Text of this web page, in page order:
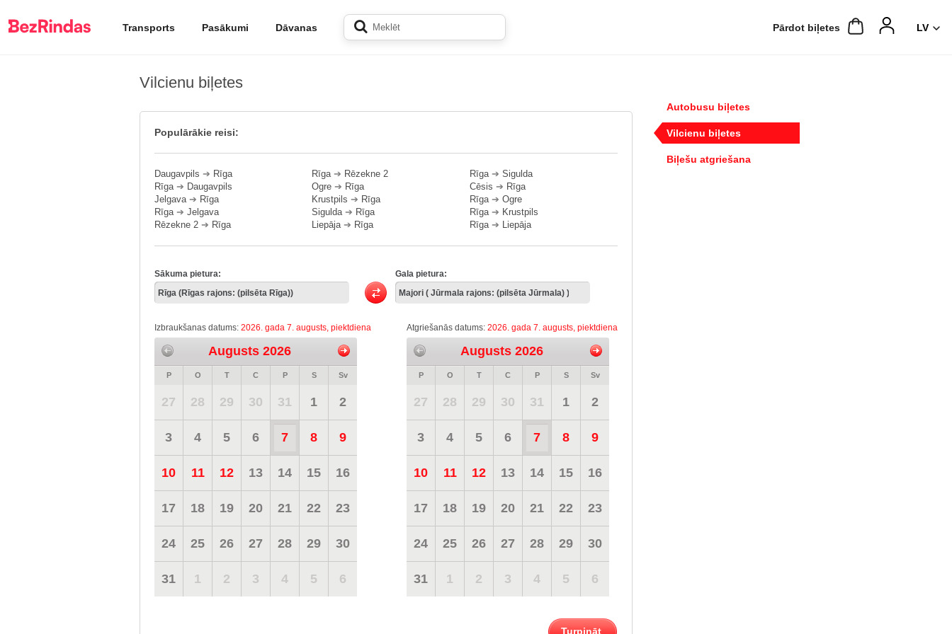
Transports Pasākumi Dāvanas Pārdot biļetes
Vilcienu biļetes
Populārākie reisi:
Daugavpils ➔ Rīga
Rīga➔ Daugavpils
Jelgava➔ Rīga
Rīga➔ Jelgava
Rēzekne 2 ➔ Rīga
Rīga➔ Rēzekne 2
Ogre ➔ Rīga
Krustpils ➔ Rīga
Sigulda➔ Rīga
Liepāja➔ Rīga
Rīga➔ Sigulda
Cēsis ➔ Rīga
Rīga➔ Ogre
Rīga➔ Krustpils
Rīga➔ Liepāja
Sākuma pietura: Gala pietura:
Izbraukšanas datums: 2026. gada 7. augusts, piektdiena
Augusts 2026
P O T C P S Sv
27 28 29 30 31 1 2
3 4 5 6 7 8 9
10 11 12 13 14 15 16
17 18 19 20 21 22 23
24 25 26 27 28 29 30
31 1 2 3 4 5 6
Atgriešanās datums: 2026. gada 7. augusts, piektdiena
Augusts 2026
P O T C P S Sv
27 28 29 30 31 1 2
3 4 5 6 7 8 9
10 11 12 13 14 15 16
17 18 19 20 21 22 23
24 25 26 27 28 29 30
31 1 2 3 4 5 6
Turpināt
Autobusu biļetes
Vilcienu biļetes
Biļešu atgriešana